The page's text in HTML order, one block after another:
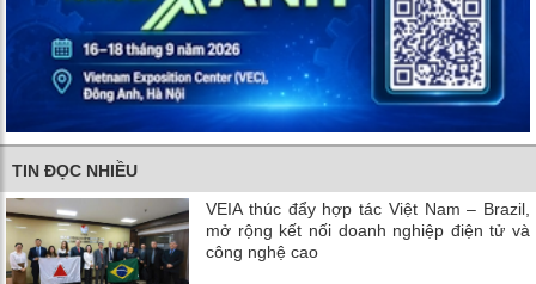
TIN ĐỌC NHIỀU
VEIA thúc đẩy hợp tác Việt Nam – Brazil,
mở rộng kết nối doanh nghiệp điện tử và
công nghệ cao